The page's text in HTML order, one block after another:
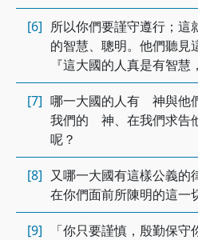
[6] 所以你們要謹守遵行；這
的智慧、聰明。他們聽見
『這大國的人真是有智慧
[7] 哪一大國的人有 神與他
我們的 神、在我們求告
呢？
[8] 又哪一大國有這樣公義的
在你們面前所陳明的這一
[9]
「你只要謹慎，殷勤保